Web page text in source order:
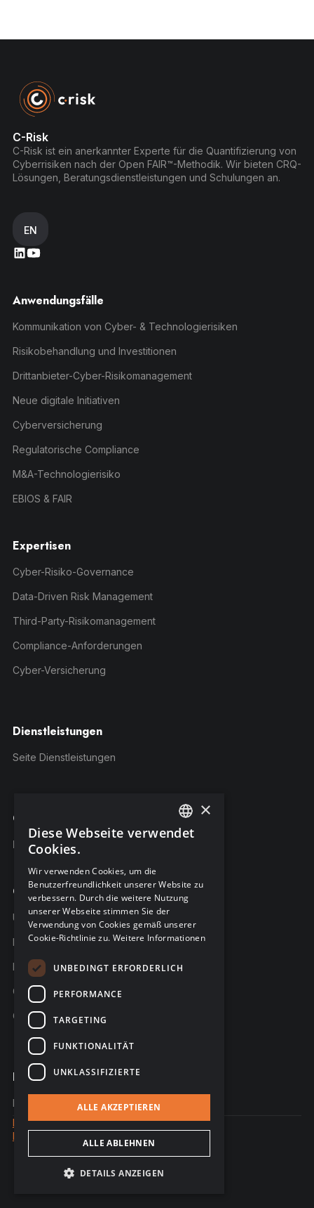
C-Risk
C-Risk ist ein anerkannter Experte für die Quantifizierung von
Cyberrisiken nach der Open FAIR™-Methodik. Wir bieten CRQ-
Lösungen, Beratungsdienstleistungen und Schulungen an.
EN
Anwendungsfälle
Kommunikation von Cyber- & Technologierisiken
Risikobehandlung und Investitionen
Drittanbieter-Cyber-Risikomanagement
Neue digitale Initiativen
Cyberversicherung
Regulatorische Compliance
M&A-Technologierisiko
EBIOS & FAIR
Expertisen
Cyber-Risiko-Governance
Data-Driven Risk Management
Third-Party-Risikomanagement
Compliance-Anforderungen
Cyber-Versicherung
Dienstleistungen
Seite Dienstleistungen
C-Risk-Education
Kursangebot
Company
Über C-Risk
Karriere
Partner
C-Risk in den Medien
C-Trust
Kontakt
Kontaktieren Sie uns
© 2026 - Website erstellt von Sales Odyssey
Rechtlicher Hinweis
Datenschutz
ENGLISH
GERMAN
×
Diese Webseite verwendet
Cookies.
Wir verwenden Cookies, um die
Benutzerfreundlichkeit unserer Website zu
verbessern. Durch die weitere Nutzung
unserer Webseite stimmen Sie der
Verwendung von Cookies gemäß unserer
Cookie-Richtlinie zu. Weitere Informationen
UNBEDINGT ERFORDERLICH
PERFORMANCE
TARGETING
FUNKTIONALITÄT
UNKLASSIFIZIERTE
ALLE AKZEPTIEREN
ALLE ABLEHNEN
DETAILS ANZEIGEN